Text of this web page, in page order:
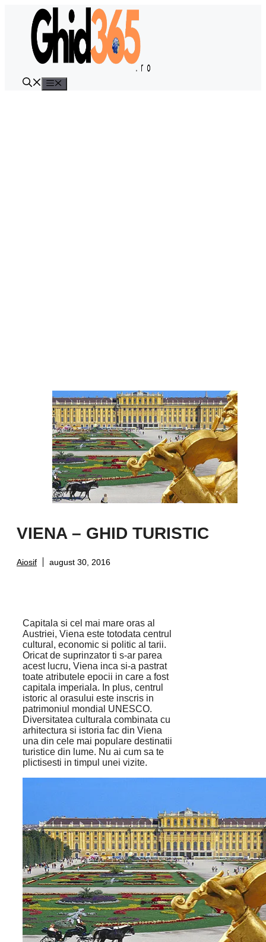
conținut
VIENA – GHID TURISTIC
Aiosif august 30, 2016
Capitala si cel mai mare oras al
Austriei, Viena este totodata centrul
cultural, economic si politic al tarii.
Oricat de suprinzator ti s-ar parea
acest lucru, Viena inca si-a pastrat
toate atributele epocii in care a fost
capitala imperiala. In plus, centrul
istoric al orasului este inscris in
patrimoniul mondial UNESCO.
Diversitatea culturala combinata cu
arhitectura si istoria fac din Viena
una din cele mai populare destinatii
turistice din lume. Nu ai cum sa te
plictisesti in timpul unei vizite.